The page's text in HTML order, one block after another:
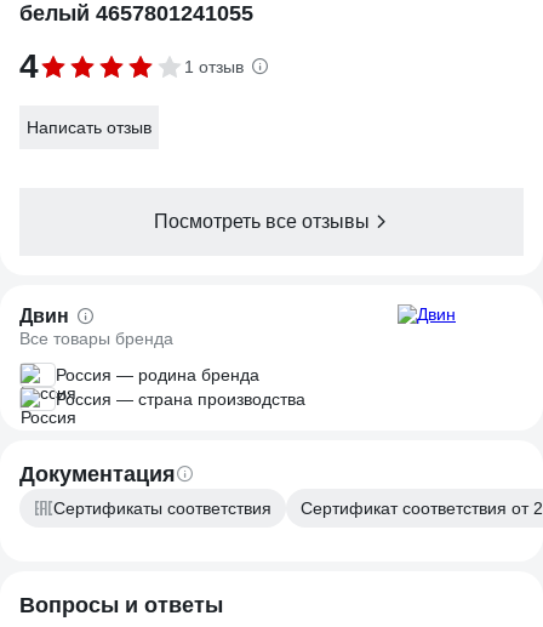
белый 4657801241055
4 1 отзыв
Написать отзыв
Посмотреть все отзывы
Двин
Все товары бренда
Россия — родина бренда
Россия — страна производства
Документация
Сертификаты соответствия Сертификат соответствия от
Вопросы и ответы